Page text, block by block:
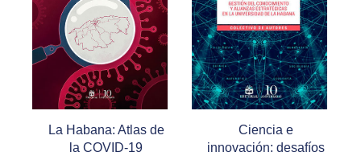
Ciencia e
innovación: desafíos
Prótesis
estomatológica